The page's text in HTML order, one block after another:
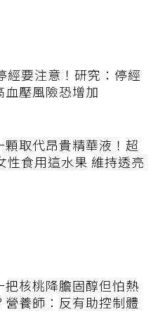
經要注意！研究：停經
血壓風險恐增加
顆取代昂貴精華液！超
性食用這水果 維持透亮
把核桃降膽固醇但怕熱
營養師：反有助控制體